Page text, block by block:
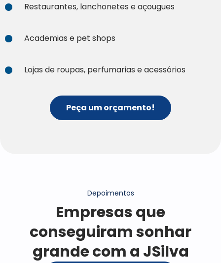
Restaurantes, lanchonetes e açougues
Academias e pet shops
Lojas de roupas, perfumarias e acessórios
Peça um orçamento!
Depoimentos
Empresas que
conseguiram sonhar
grande com a JSilva